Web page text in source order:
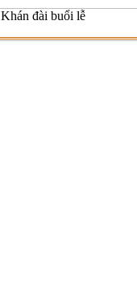
Khán đài buổi lễ